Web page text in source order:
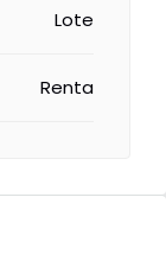
Lote
Renta